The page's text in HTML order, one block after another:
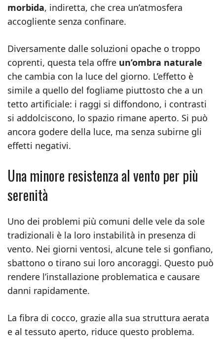
morbida, indiretta, che crea un’atmosfera
accogliente senza confinare.
Diversamente dalle soluzioni opache o troppo
coprenti, questa tela offre un’ombra naturale
che cambia con la luce del giorno. L’effetto è
simile a quello del fogliame piuttosto che a un
tetto artificiale: i raggi si diffondono, i contrasti
si addolciscono, lo spazio rimane aperto. Si può
ancora godere della luce, ma senza subirne gli
effetti negativi.
Una minore resistenza al vento per più
serenità
Uno dei problemi più comuni delle vele da sole
tradizionali è la loro instabilità in presenza di
vento. Nei giorni ventosi, alcune tele si gonfiano,
sbattono o tirano sui loro ancoraggi. Questo può
rendere l’installazione problematica e causare
danni rapidamente.
La fibra di cocco, grazie alla sua struttura aerata
e al tessuto aperto, riduce questo problema.